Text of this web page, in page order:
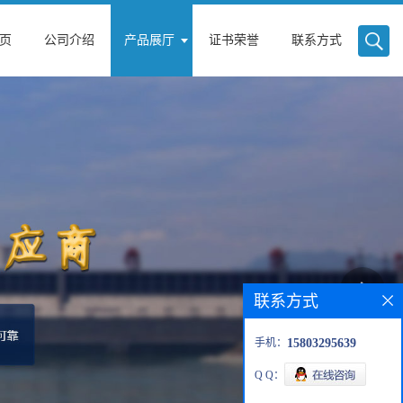
公司介绍 产品展厅 证书荣誉 联系方式
联系方式
手机： 15803295639
Q Q：